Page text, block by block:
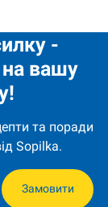
-
вашу
та поради
Sopilka.
Замовити